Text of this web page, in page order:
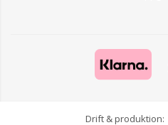
Drift & produktion: